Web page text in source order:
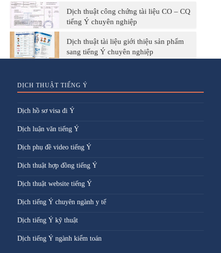
Dịch thuật công chứng tài liệu CO – CQ
tiếng Ý chuyên nghiệp
Dịch thuật tài liệu giới thiệu sản phẩm
sang tiếng Ý chuyên nghiệp
DỊCH THUẬT TIẾNG Ý
Dịch hồ sơ visa đi Ý
Dịch luận văn tiếng Ý
Dịch phụ đề video tiếng Ý
Dịch thuật hợp đồng tiếng Ý
Dịch thuật website tiếng Ý
Dịch tiếng Ý chuyên ngành y tế
Dịch tiếng Ý kỹ thuật
Dịch tiếng Ý ngành kiểm toán